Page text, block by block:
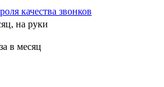
качества звонков
на руки
в месяц